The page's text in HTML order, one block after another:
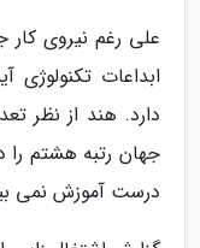
علی رغم نیروی
ابداعات تکنولوژی
دارد. هند از نظر
جهان رتبه هشتم را
درست آموزش نمی